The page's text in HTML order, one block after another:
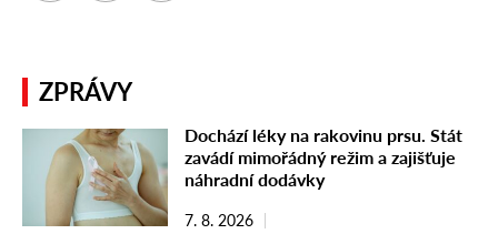
ZPRÁVY
Dochází léky na rakovinu prsu. Stát
zavádí mimořádný režim a zajišťuje
náhradní dodávky
7. 8. 2026